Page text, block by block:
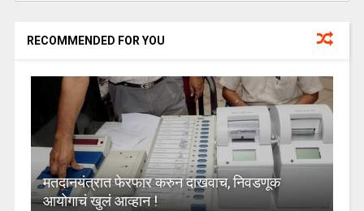
RECOMMENDED FOR YOU
मतदानयंत्रात फेरफार करुन दाखवाच, निवडणूक
आयोगाचं खुलं आव्हान !